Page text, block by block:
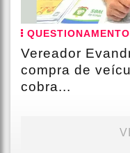
QUESTIONAMENTO
Vereador
compra de
cobra...